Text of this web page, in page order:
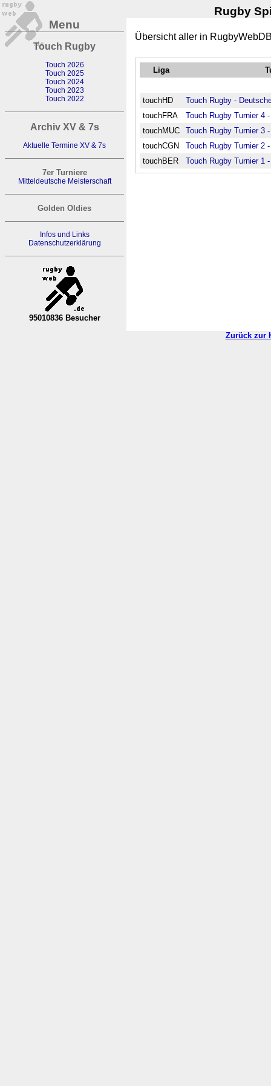
Rugby
Menu
Touch Rugby
Touch 2026
Touch 2025
Touch 2024
Touch 2023
Touch 2022
Archiv XV & 7s
Aktuelle Termine XV & 7s
7er Turniere
Mitteldeutsche Meisterschaft
Golden Oldies
Infos und Links
Datenschutzerklärung
95010836 Besucher
Übersicht aller in
Liga
touchHD
Touch Rugby -
touchFRA
Touch Rugby Turnier 4
touchMUC
Touch Rugby Turnier 3
touchCGN
Touch Rugby Turnier 2
touchBER
Touch Rugby Turnier 1
Zurück zur